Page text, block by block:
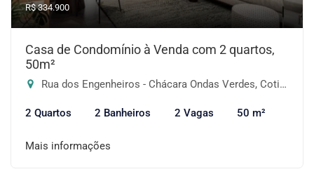
R$ 334.900
Casa de Condomínio à Venda com 2 quartos,
50m²
Rua dos Engenheiros - Chácara Ondas Verdes, Cotia-SP
2 Quartos 2 Banheiros 2 Vagas 50 m²
Mais informações